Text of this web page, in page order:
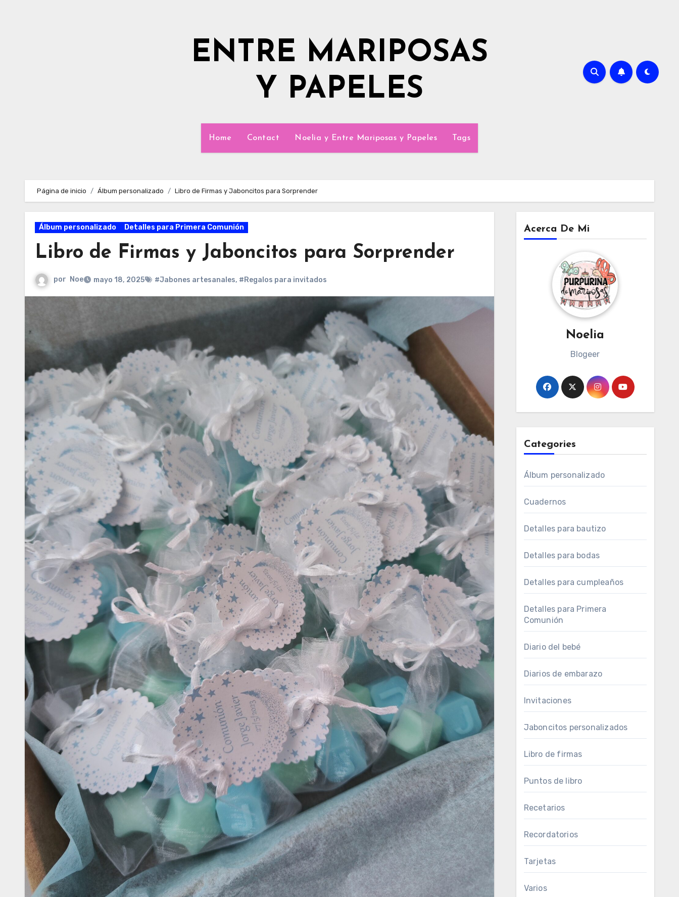
ENTRE MARIPOSAS
Y PAPELES
Home Contact Noelia y Entre Mariposas y Papeles Tags
Página de inicio Álbum personalizado Libro de Firmas y Jaboncitos para Sorprender
Álbum personalizado Detalles para Primera Comunión
Libro de Firmas y Jaboncitos para Sorprender
por Noe mayo 18, 2025 #Jabones artesanales, #Regalos para invitados
Acerca De Mi
Noelia
Blogeer
Categories
Álbum personalizado
Cuadernos
Detalles para bautizo
Detalles para bodas
Detalles para cumpleaños
Detalles para Primera
Comunión
Diario del bebé
Diarios de embarazo
Invitaciones
Jaboncitos personalizados
Libro de firmas
Puntos de libro
Recetarios
Recordatorios
Tarjetas
Varios